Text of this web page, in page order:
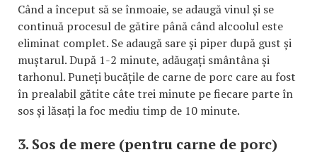
Când a început să se înmoaie, se adaugă vinul și se
continuă procesul de gătire până când alcoolul este
eliminat complet. Se adaugă sare și piper după gust și
muștarul. După 1-2 minute, adăugați smântâna și
tarhonul. Puneți bucățile de carne de porc care au fost
în prealabil gătite câte trei minute pe fiecare parte în
sos și lăsați la foc mediu timp de 10 minute.
3. Sos de mere (pentru carne de porc)